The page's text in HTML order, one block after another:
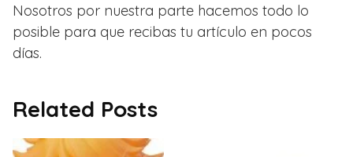
Nosotros por nuestra parte hacemos todo lo
posible para que recibas tu artículo en pocos
días.
Related Posts